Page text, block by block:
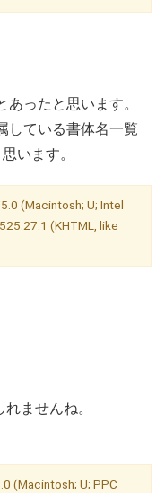
ったと思います。
している書体名一覧
います。
(Macintosh; U; Intel
(KHTML, like
ませんね。
(Macintosh; U; PPC